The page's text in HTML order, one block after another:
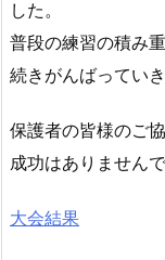
した。
普段の練習の積み
続きがんばっていき
保護者の皆様のご
成功はありません
大会結果